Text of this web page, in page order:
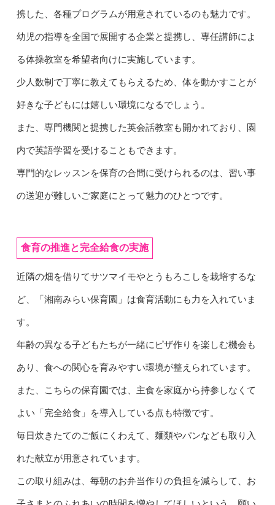
携した、各種プログラムが用意されているのも魅力です。
幼児の指導を全国で展開する企業と提携し、専任講師によ
る体操教室を希望者向けに実施しています。
少人数制で丁寧に教えてもらえるため、体を動かすことが
好きな子どもには嬉しい環境になるでしょう。
また、専門機関と提携した英会話教室も開かれており、園
内で英語学習を受けることもできます。
専門的なレッスンを保育の合間に受けられるのは、習い事
の送迎が難しいご家庭にとって魅力のひとつです。
食育の推進と完全給食の実施
近隣の畑を借りてサツマイモやとうもろこしを栽培するな
ど、「湘南みらい保育園」は食育活動にも力を入れていま
す。
年齢の異なる子どもたちが一緒にピザ作りを楽しむ機会も
あり、食への関心を育みやすい環境が整えられています。
また、こちらの保育園では、主食を家庭から持参しなくて
よい「完全給食」を導入している点も特徴です。
毎日炊きたてのご飯にくわえて、麺類やパンなども取り入
れた献立が用意されています。
この取り組みは、毎朝のお弁当作りの負担を減らして、お